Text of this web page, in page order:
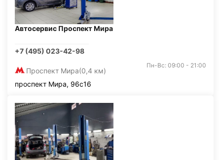
Автосервис Проспект Мира
+7 (495) 023-42-98
Проспект Мира(0,4 км)
Пн-Вс: 09:00 - 21:00
проспект Мира, 96с16